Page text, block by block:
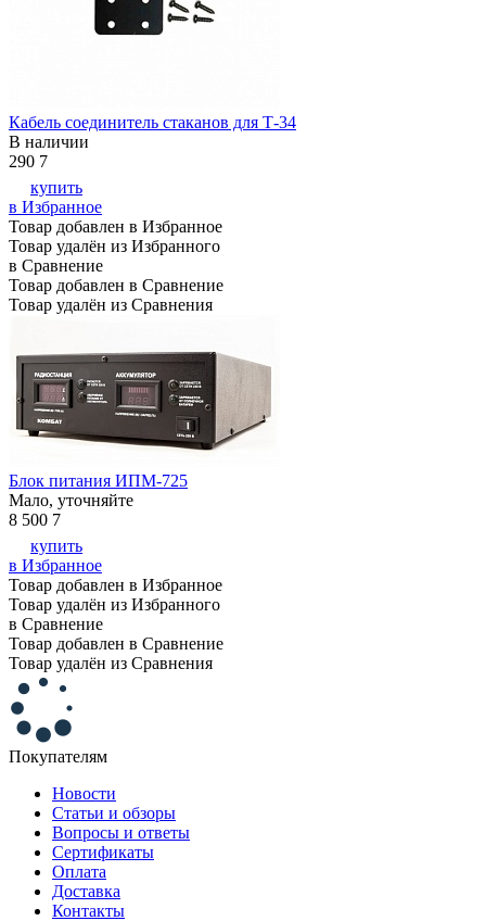
Кабель соединитель стаканов для Т-34
В наличии
290 7
купить
в Избранное
Товар добавлен в Избранное
Товар удалён из Избранного
в Сравнение
Товар добавлен в Сравнение
Товар удалён из Сравнения
Блок питания ИПМ-725
Мало, уточняйте
8 500 7
купить
в Избранное
Товар добавлен в Избранное
Товар удалён из Избранного
в Сравнение
Товар добавлен в Сравнение
Товар удалён из Сравнения
Покупателям
Новости
Статьи и обзоры
Вопросы и ответы
Сертификаты
Оплата
Доставка
Контакты